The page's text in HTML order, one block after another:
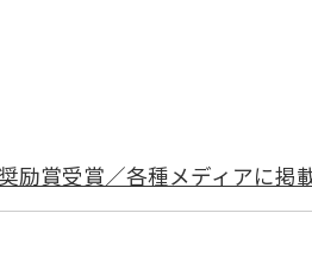
励賞受賞／各種メディアに掲